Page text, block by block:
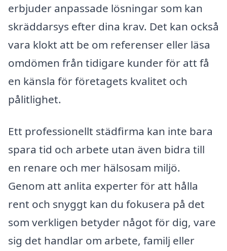
erbjuder anpassade lösningar som kan
skräddarsys efter dina krav. Det kan också
vara klokt att be om referenser eller läsa
omdömen från tidigare kunder för att få
en känsla för företagets kvalitet och
pålitlighet.
Ett professionellt städfirma kan inte bara
spara tid och arbete utan även bidra till
en renare och mer hälsosam miljö.
Genom att anlita experter för att hålla
rent och snyggt kan du fokusera på det
som verkligen betyder något för dig, vare
sig det handlar om arbete, familj eller